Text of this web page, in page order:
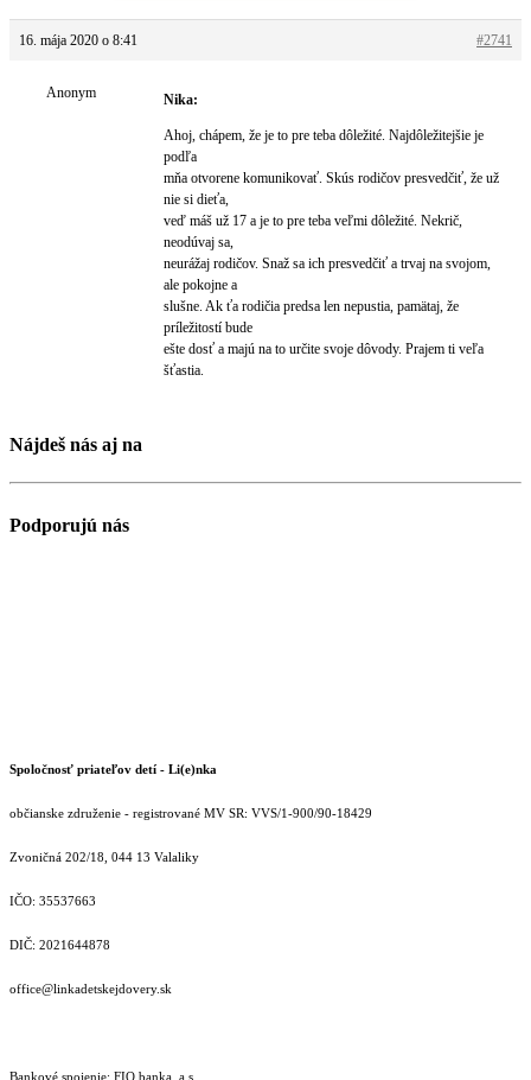
16. mája 2020 o 8:41 #2741
Anonym Nika:
Ahoj, chápem, že je to pre teba dôležité. Najdôležitejšie je
podľa
mňa otvorene komunikovať. Skús rodičov presvedčiť, že už
nie si dieťa,
veď máš už 17 a je to pre teba veľmi dôležité. Nekrič,
neodúvaj sa,
neurážaj rodičov. Snaž sa ich presvedčiť a trvaj na svojom,
ale pokojne a
slušne. Ak ťa rodičia predsa len nepustia, pamätaj, že
príležitostí bude
ešte dosť a majú na to určite svoje dôvody. Prajem ti veľa
šťastia.
Nájdeš nás aj na
Podporujú nás
Spoločnosť priateľov detí - Li(e)nka
občianske združenie - registrované MV SR: VVS/1-900/90-18429
Zvoničná 202/18, 044 13 Valaliky
IČO: 35537663
DIČ: 2021644878
office@linkadetskejdovery.sk
Bankové spojenie: FIO banka, a.s.